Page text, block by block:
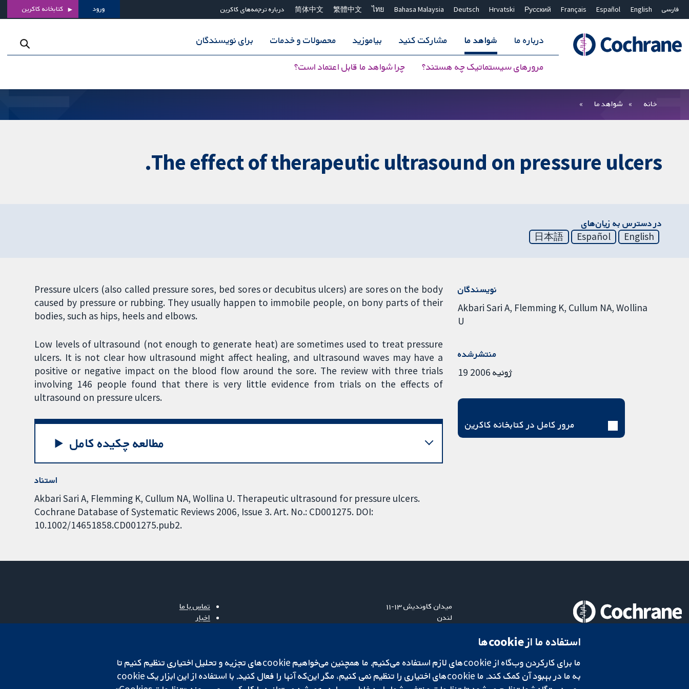
فارسی English
Español
Français
Русский
Hrvatski
Deutsch
Bahasa Malaysia
ไทย
繁體中文
简体中文 درباره ترجمه‌های کاکرین ورود کتابخانه کاکرین
درباره ما شواهد ما
مرورهای سیستماتیک چه هستند؟ چرا شواهد ما قابل اعتماد است؟
مشارکت کنید بیاموزید محصولات و خدمات برای نویسندگان
بستن جستجو ✖
خانه شواهد ما
The effect of therapeutic ultrasound on pressure ulcers.
در دسترس به زیان‌های
English
Español
日本語
Pressure ulcers (also called pressure sores, bed sores or decubitus ulcers) are sores on the body
caused by pressure or rubbing. They usually happen to immobile people, on bony parts of their
bodies, such as hips, heels and elbows.
Low levels of ultrasound (not enough to generate heat) are sometimes used to treat pressure
ulcers. It is not clear how ultrasound might affect healing, and ultrasound waves may have a
positive or negative impact on the blood flow around the sore. The review with three trials
involving 146 people found that there is very little evidence from trials on the effects of
ultrasound on pressure ulcers.
مطالعه چکیده کامل
استناد
Akbari Sari A, Flemming K, Cullum NA, Wollina U. Therapeutic ultrasound for pressure ulcers.
Cochrane Database of Systematic Reviews 2006, Issue 3. Art. No.: CD001275. DOI:
10.1002/14651858.CD001275.pub2.
نویسندگان
Akbari Sari A Flemming K Cullum NA Wollina
U
منتشرشده
19 ژوئیه 2006
مرور کامل در کتابخانه کاکرین
میدان کاوندیش ۱۳-۱۱
لندن
تماس با ما
اخبار
Cochrane Library
استفاده ما از cookie‌ها
ما برای کارکردن وب‌گاه از cookie‌های لازم استفاده می‌کنیم. ما همچنین می‌خواهیم cookie‌های تجزیه و تحلیل اختیاری تنظیم کنیم تا